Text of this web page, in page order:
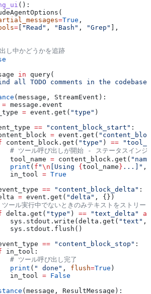
():
=True ,
= [ "Read" , "Bash" , "Grep" ],
し中かどうかを追跡
in query(
all TODO comments in the codebase"
(message, StreamEvent):
= message.event
= event.get( "type" )
== "content_block_start" :
= event.get(
content_block.get( "type" ) ==
ツール呼び出しが開始 - ステータスインジ
tool_name
= content_block.get(
print
( f "\n [Using {tool_name} ...]" ,
in_tool
= True
== "content_block_delta" :
= event.get( "delta" , {})
ル実行中でないときのみテキストをストリー
delta.get( "type" ) == "text_delta"
sys.stdout.write(delta.get(
"text" ,
sys.stdout.flush()
== "content_block_stop" :
in_tool:
ツール呼び出し完了
print
( " done" , flush=True )
in_tool
= False
(message, ResultMessage):